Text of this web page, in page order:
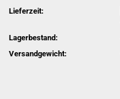
Lieferzeit:
Lagerbestand:
Versandgewicht: